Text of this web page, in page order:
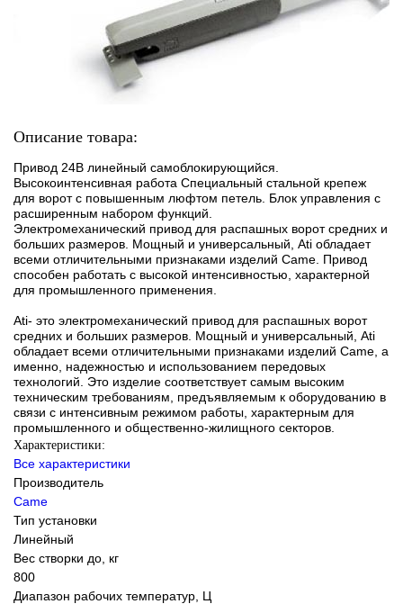
Описание товара:
Привод 24В линейный самоблокирующийся.
Высокоинтенсивная работа Специальный стальной крепеж
для ворот с повышенным люфтом петель. Блок управления с
расширенным набором функций.
Электромеханический привод для распашных ворот средних и
больших размеров. Мощный и универсальный, Ati обладает
всеми отличительными признаками изделий Came. Привод
способен работать с высокой интенсивностью, характерной
для промышленного применения.
Ati- это электромеханический привод для распашных ворот
средних и больших размеров. Мощный и универсальный, Ati
обладает всеми отличительными признаками изделий Came, а
именно, надежностью и использованием передовых
технологий. Это изделие соответствует самым высоким
техническим требованиям, предъявляемым к оборудованию в
связи с интенсивным режимом работы, характерным для
промышленного и общественно-жилищного секторов.
Характеристики:
Все характеристики
Производитель
Came
Тип установки
Линейный
Вес створки до, кг
800
Диапазон рабочих температур, Ц